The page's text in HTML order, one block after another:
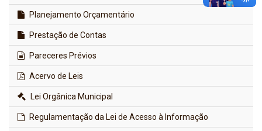
Planejamento Orçamentário
Prestação de Contas
Pareceres Prévios
Acervo de Leis
Lei Orgânica Municipal
Regulamentação da Lei de Acesso à Informação